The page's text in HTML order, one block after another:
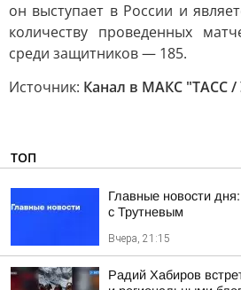
он выступает в России и
количеству проведенных
среди защитников — 185.
Источник: Канал в МАКС "ТАСС /
ТОП
Главные новости
с Трутневым
Вчера, 21:15
Радий Хабиров